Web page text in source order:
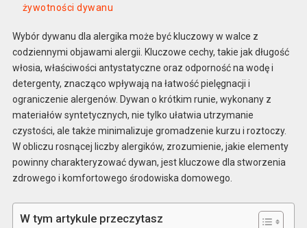
żywotności dywanu
Wybór dywanu dla alergika może być kluczowy w walce z
codziennymi objawami alergii. Kluczowe cechy, takie jak długość
włosia, właściwości antystatyczne oraz odporność na wodę i
detergenty, znacząco wpływają na łatwość pielęgnacji i
ograniczenie alergenów. Dywan o krótkim runie, wykonany z
materiałów syntetycznych, nie tylko ułatwia utrzymanie
czystości, ale także minimalizuje gromadzenie kurzu i roztoczy.
W obliczu rosnącej liczby alergików, zrozumienie, jakie elementy
powinny charakteryzować dywan, jest kluczowe dla stworzenia
zdrowego i komfortowego środowiska domowego.
W tym artykule przeczytasz